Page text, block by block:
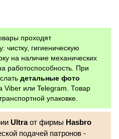
проходят
чистку, гигиеническую
на наличие механических
работоспособность. При
детальные фото
Viber или Telegram. Товар
упаковке.
Ultraот фирмы Hasbro
подачей патронов -